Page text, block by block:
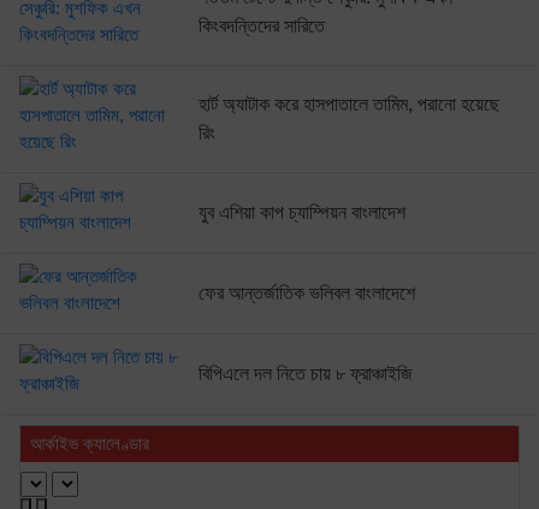
কিংবদন্তিদের সারিতে
হার্ট অ্যাটাক করে হাসপাতালে তামিম, পরানো হয়েছে
রিং
যুব এশিয়া কাপ চ্যাম্পিয়ন বাংলাদেশ
ফের আন্তর্জাতিক ভলিবল বাংলাদেশে
বিপিএলে দল নিতে চায় ৮ ফ্রাঞ্চাইজি
আর্কাইভ ক্যালেণ্ডার